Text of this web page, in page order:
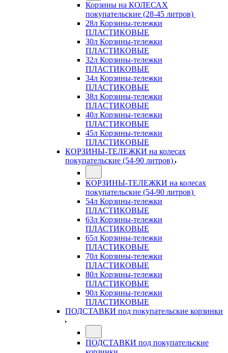
Корзины на КОЛЕСАХ
покупательские (28-45 литров)
28л Корзины-тележки
ПЛАСТИКОВЫЕ
30л Корзины-тележки
ПЛАСТИКОВЫЕ
32л Корзины-тележки
ПЛАСТИКОВЫЕ
34л Корзины-тележки
ПЛАСТИКОВЫЕ
38л Корзины-тележки
ПЛАСТИКОВЫЕ
40л Корзины-тележки
ПЛАСТИКОВЫЕ
45л Корзины-тележки
ПЛАСТИКОВЫЕ
КОРЗИНЫ-ТЕЛЕЖКИ на колесах
покупательские (54-90 литров)
КОРЗИНЫ-ТЕЛЕЖКИ на колесах
покупательские (54-90 литров)
54л Корзины-тележки
ПЛАСТИКОВЫЕ
63л Корзины-тележки
ПЛАСТИКОВЫЕ
65л Корзины-тележки
ПЛАСТИКОВЫЕ
70л Корзины-тележки
ПЛАСТИКОВЫЕ
80л Корзины-тележки
ПЛАСТИКОВЫЕ
90л Корзины-тележки
ПЛАСТИКОВЫЕ
ПОДСТАВКИ под покупательские корзинки
ПОДСТАВКИ под покупательские